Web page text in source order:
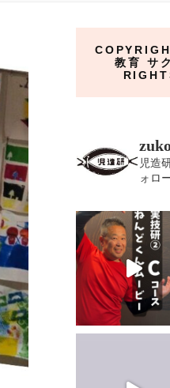
教育 サ
児造
ォロ